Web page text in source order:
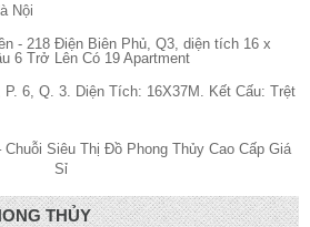
Nội
- 218 Điện Biên Phủ, Q3, diện tích 16 x
6 Trở Lên Có 19 Apartment
P. 6, Q. 3. Diện Tích: 16X37M. Kết Cấu: Trệt
THỦY